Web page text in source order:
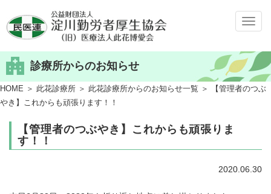
メ
ュ
ー
診療所からのお知らせ
HOME ＞ 此花診療所 ＞ 此花診療所からのお知らせ一覧 ＞ 【管理者のつぶ
やき】これからも頑張ります！！
【管理者のつぶやき】これからも頑張りま
す！！
2020.06.30